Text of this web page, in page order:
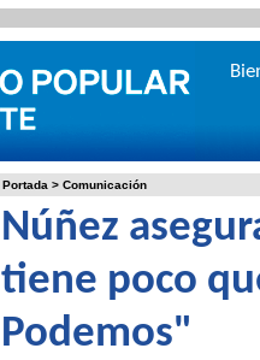
Portada > Comunicación
Núñez
tiene poco
Podemos"